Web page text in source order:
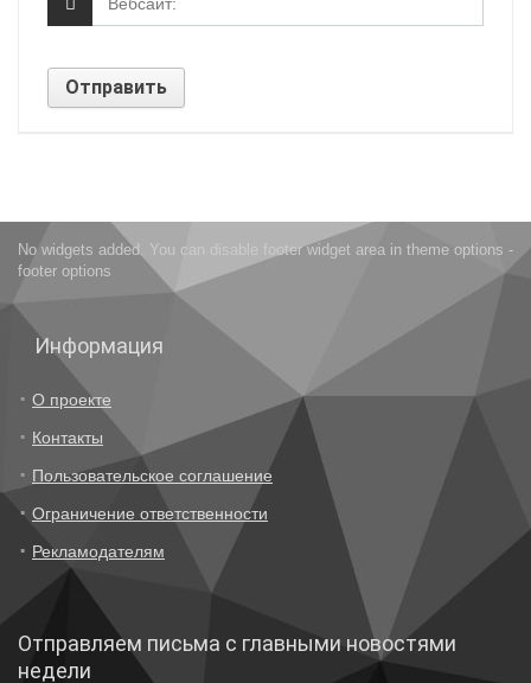
No widgets added. You can disable footer widget area in theme options -
footer options
Информация
О проекте
Контакты
Пользовательское соглашение
Ограничение ответственности
Рекламодателям
Отправляем письма с главными новостями
недели